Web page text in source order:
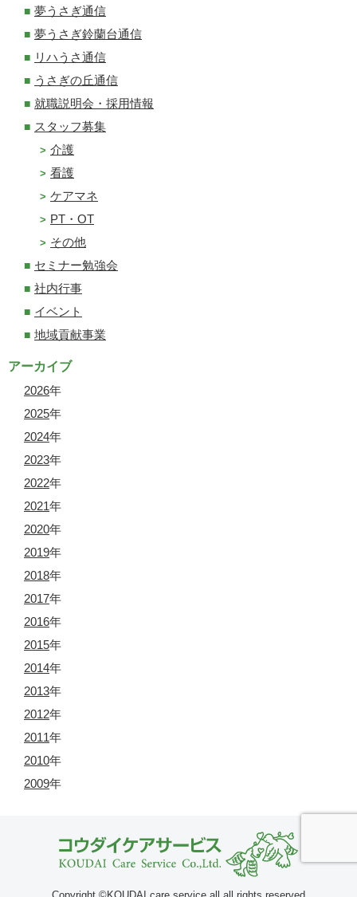
夢うさぎ通信
夢うさぎ鈴蘭台通信
リハうさ通信
うさぎの丘通信
就職説明会・採用情報
スタッフ募集
介護
看護
ケアマネ
PT・OT
その他
セミナー勉強会
社内行事
イベント
地域貢献事業
アーカイブ
2026年
2025年
2024年
2023年
2022年
2021年
2020年
2019年
2018年
2017年
2016年
2015年
2014年
2013年
2012年
2011年
2010年
2009年